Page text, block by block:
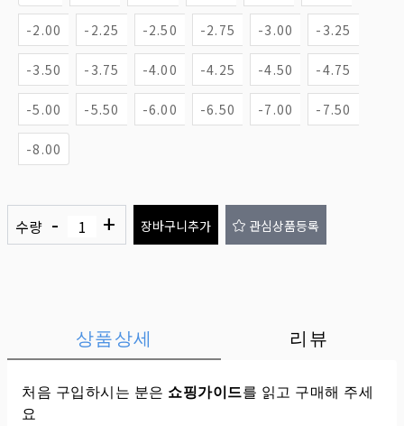
-2.00 -2.25 -2.50 -2.75 -3.00 -3.25
-3.50 -3.75 -4.00 -4.25 -4.50 -4.75
-5.00 -5.50 -6.00 -6.50 -7.00 -7.50
-8.00
수량 - + 장바구니추가 관심상품등록
상품상세 리뷰
처음 구입하시는 분은 쇼핑가이드를 읽고 구매해 주세
요